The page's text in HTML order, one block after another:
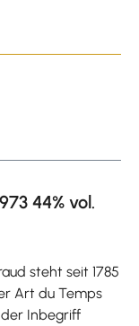
44% vol.
steht seit 1785
Art du Temps
Inbegriff